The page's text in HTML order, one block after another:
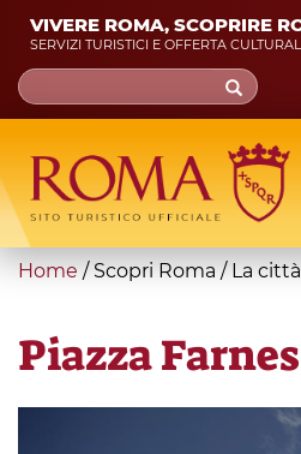
Skip
main
content
VIVERE ROMA, SCOPRIRE
SERVIZI TURISTICI E OFFERTA
Search
form
Cerca
You
here
Home / Scopri Roma / La città
Piazza